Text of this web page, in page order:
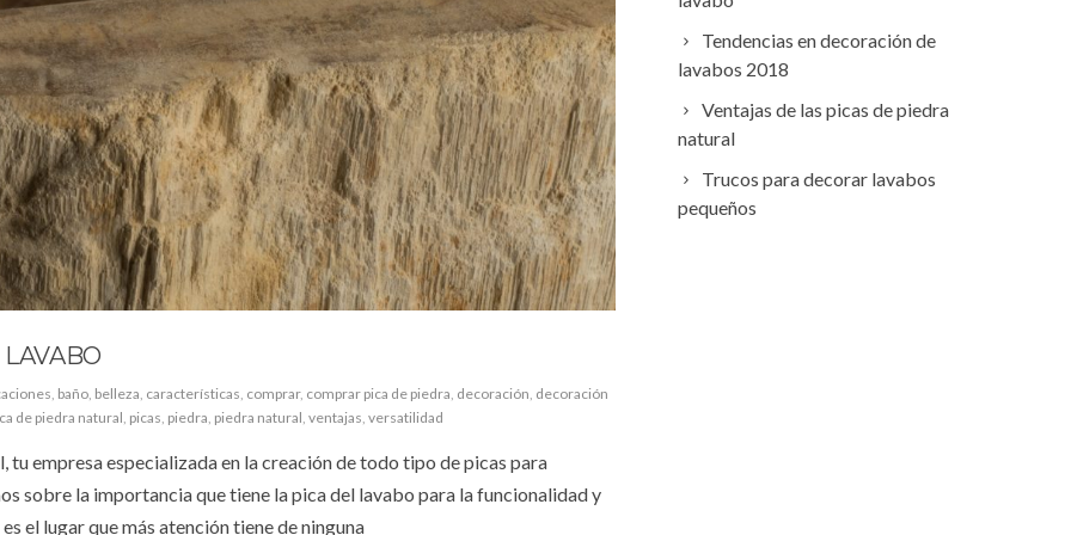
baño belleza características comprar, comprar pica de piedra decoración decoración
de piedra natural picas piedra piedra natural ventajas versatilidad
empresa especializada en la creación de todo tipo de picas para
sobre la importancia que tiene la pica del lavabo para la funcionalidad y
el lugar que más atención tiene de ninguna
Tendencias en decoración de
lavabos 2018
Ventajas de las picas de piedra
natural
Trucos para decorar lavabos
pequeños